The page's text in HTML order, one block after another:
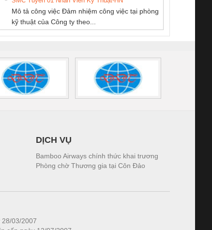
(7791400879)2. Giá
Mô tả công việc Đảm nhiệm công việc tại phòng
kỹ thuật của Công ty theo...
DỊCH VỤ
Bamboo Airways chính thức khai trương
Phòng chờ Thương gia tại Côn Đảo
03/2007